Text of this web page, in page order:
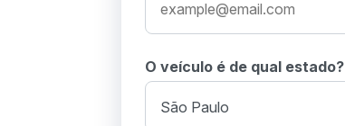
O veículo é de qual estado?